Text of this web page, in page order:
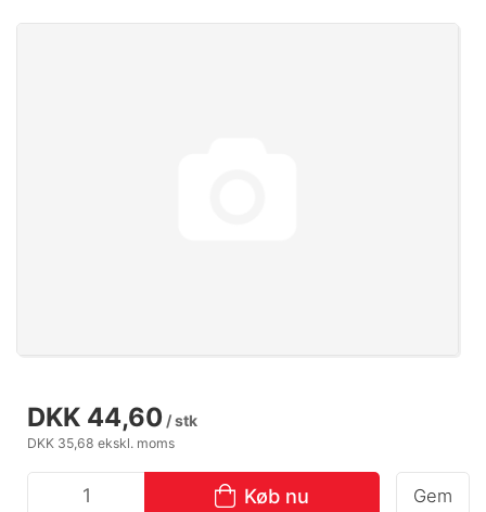
DKK 44,60 / stk
DKK 35,68 ekskl. moms
Køb nu Gem